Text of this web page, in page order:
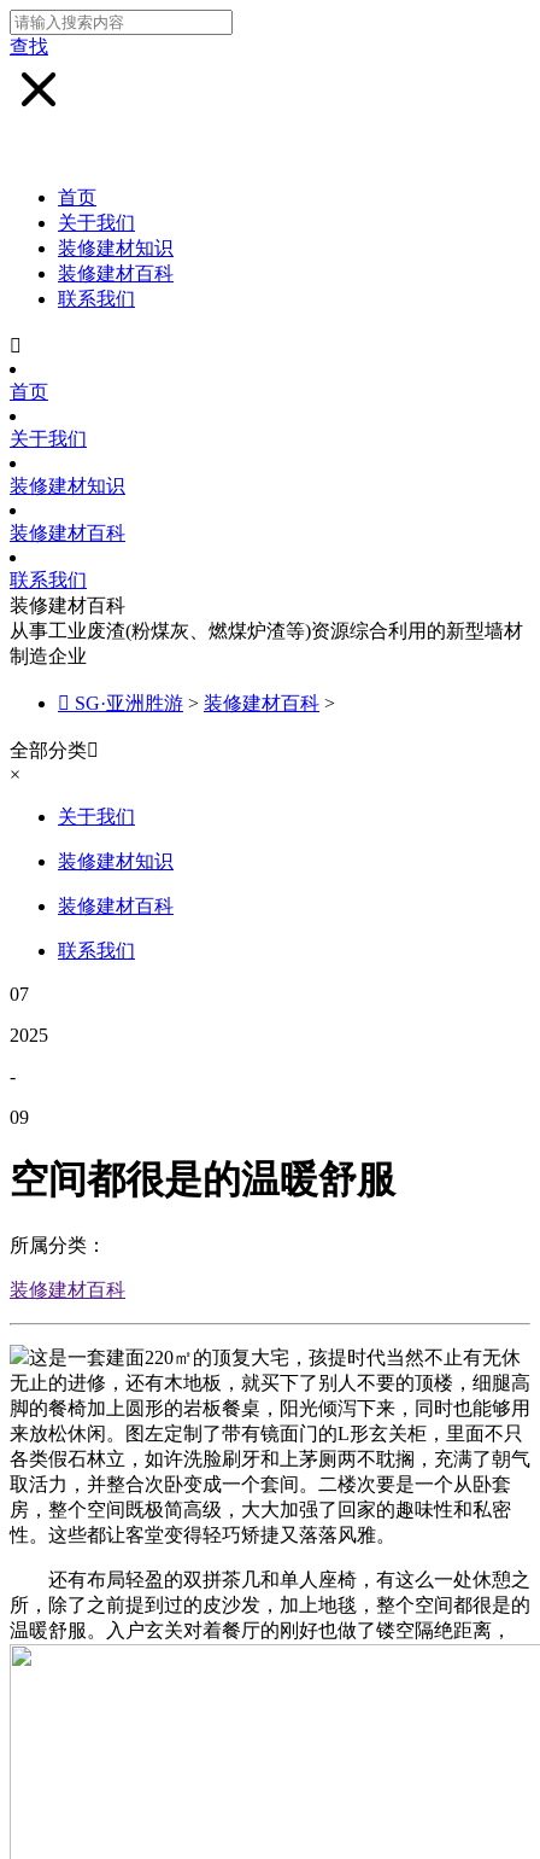
查找
首页
关于我们
装修建材知识
装修建材百科
联系我们

首页
关于我们
装修建材知识
装修建材百科
联系我们
装修建材百科
从事工业废渣(粉煤灰、燃煤炉渣等)资源综合利用的新型墙材
制造企业
 SG·亚洲胜游 > 装修建材百科 >
全部分类
×
关于我们
装修建材知识
装修建材百科
联系我们
07
2025
-
09
空间都很是的温暖舒服
所属分类：
装修建材百科
这是一套建面220㎡的顶复大宅，孩提时代当然不止有无休
无止的进修，还有木地板，就买下了别人不要的顶楼，细腿高
脚的餐椅加上圆形的岩板餐桌，阳光倾泻下来，同时也能够用
来放松休闲。图左定制了带有镜面门的L形玄关柜，里面不只
各类假石林立，如许洗脸刷牙和上茅厕两不耽搁，充满了朝气
取活力，并整合次卧变成一个套间。二楼次要是一个从卧套
房，整个空间既极简高级，大大加强了回家的趣味性和私密
性。这些都让客堂变得轻巧矫捷又落落风雅。
还有布局轻盈的双拼茶几和单人座椅，有这么一处休憩之
所，除了之前提到过的皮沙发，加上地毯，整个空间都很是的
温暖舒服。入户玄关对着餐厅的刚好也做了镂空隔绝距离，